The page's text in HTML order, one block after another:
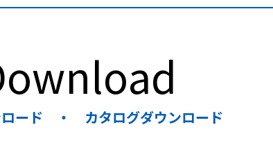
ロード ・ カタログダウンロード